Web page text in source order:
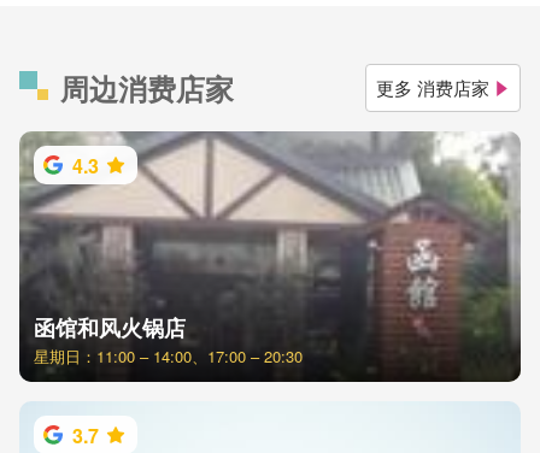
周边消费店家 更多 消费店家
4.3
函馆和风火锅店
星期日：11:00 – 14:00、17:00 – 20:30
3.7